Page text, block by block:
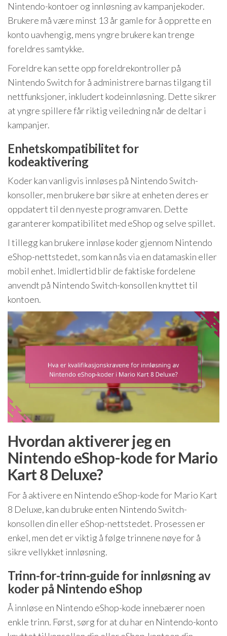
Nintendo-kontoer og innløsning av kampanjekoder.
Brukere må være minst 13 år gamle for å opprette en
konto uavhengig, mens yngre brukere kan trenge
foreldres samtykke.
Foreldre kan sette opp foreldrekontroller på
Nintendo Switch for å administrere barnas tilgang til
nettfunksjoner, inkludert kodeinnløsning. Dette sikrer
at yngre spillere får riktig veiledning når de deltar i
kampanjer.
Enhetskompatibilitet for
kodeaktivering
Koder kan vanligvis innløses på Nintendo Switch-
konsoller, men brukere bør sikre at enheten deres er
oppdatert til den nyeste programvaren. Dette
garanterer kompatibilitet med eShop og selve spillet.
I tillegg kan brukere innløse koder gjennom Nintendo
eShop-nettstedet, som kan nås via en datamaskin eller
mobil enhet. Imidlertid blir de faktiske fordelene
anvendt på Nintendo Switch-konsollen knyttet til
kontoen.
Hvordan aktiverer jeg en
Nintendo eShop-kode for Mario
Kart 8 Deluxe?
For å aktivere en Nintendo eShop-kode for Mario Kart
8 Deluxe, kan du bruke enten Nintendo Switch-
konsollen din eller eShop-nettstedet. Prosessen er
enkel, men det er viktig å følge trinnene nøye for å
sikre vellykket innløsning.
Trinn-for-trinn-guide for innløsning av
koder på Nintendo eShop
Å innløse en Nintendo eShop-kode innebærer noen
enkle trinn. Først, sørg for at du har en Nintendo-konto